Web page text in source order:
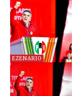
EZENARIO